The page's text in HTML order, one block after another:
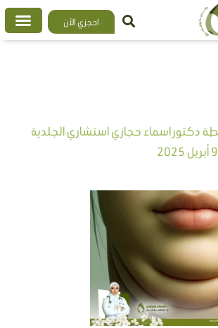
احجزي الآن
دكتور اسماء حجازي استشاري الجلدية
9 أبريل 2025